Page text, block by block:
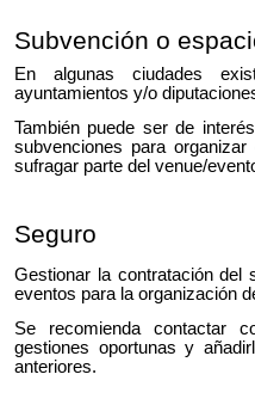
Subvención o
En algunas ciudades
ayuntamientos y/o
También puede ser de
subvenciones para
sufragar parte del venue/
Seguro
Gestionar la contratación del
eventos para la organización
Se recomienda contactar
gestiones oportunas y
anteriores.